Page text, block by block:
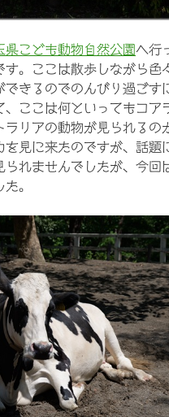
県こども動物自然公園へ行
す。ここは散歩しながら色
できるのでのんびり過ごす
、ここは何といってもコア
ラリアの動物が見られるの
を見に来たのですが、話題
られませんでしたが、今回
。